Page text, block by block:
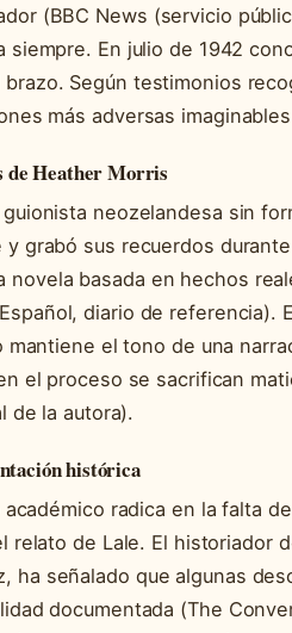
(BBC News (servicio
siempre. En julio de 1942
Según testimonios
más adversas
de Heather Morris
neozelandesa sin
y grabó sus recuerdos
novela basada en hechos
diario de referencia).
el tono de una
el proceso se sacrifican
de la autora).
histórica
radica en la falta
relato de Lale. El historiador
ha señalado que algunas
documentada (The